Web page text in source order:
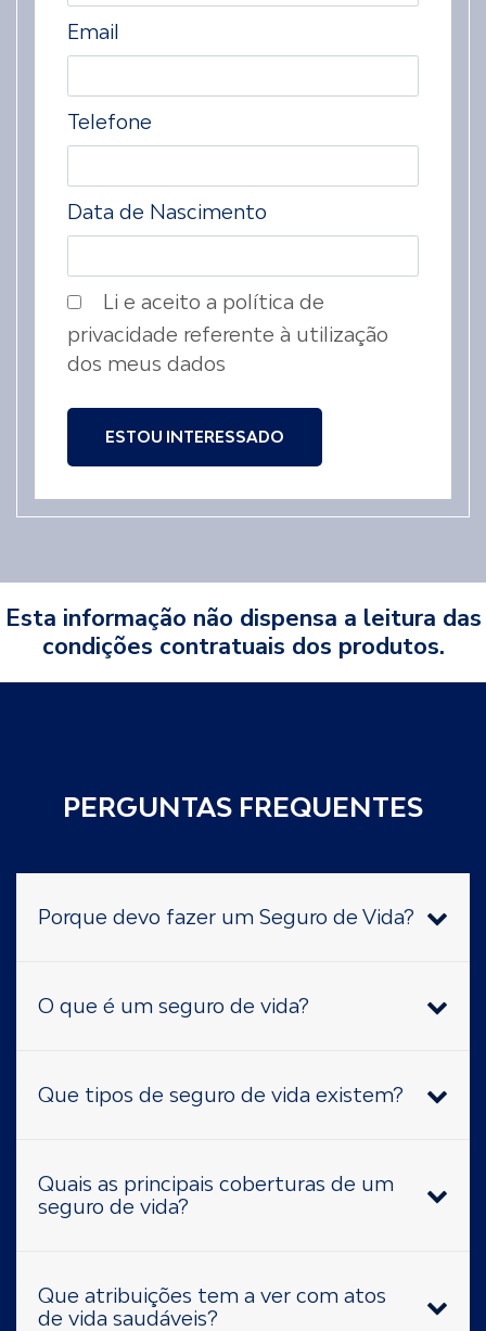
Email
Telefone
Data de Nascimento
Li e aceito a política de
privacidade referente à utilização
dos meus dados
ESTOU INTERESSADO
Esta informação não dispensa a leitura das
condições contratuais dos produtos.
PERGUNTAS FREQUENTES
Porque devo fazer um Seguro de Vida?
O que é um seguro de vida?
Que tipos de seguro de vida existem?
Quais as principais coberturas de um
seguro de vida?
Que atribuições tem a ver com atos
de vida saudáveis?